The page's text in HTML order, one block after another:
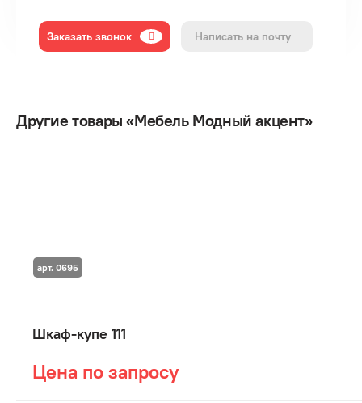
Заказать звонок Написать на почту
Другие товары «Мебель Модный акцент»
Шкаф-купе 111
Цена по запросу
арт. 0695